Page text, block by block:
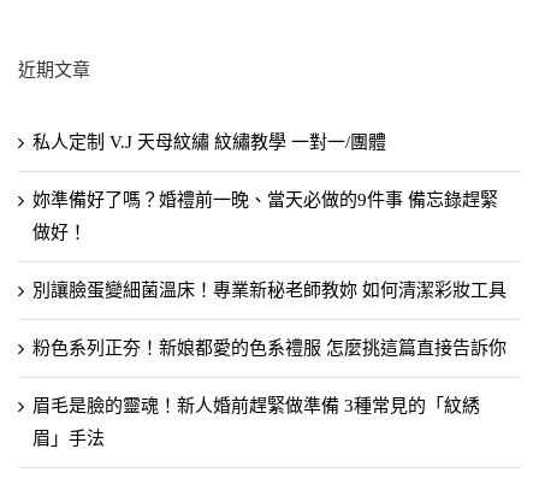
近期文章
私人定制 V.J 天母紋繡 紋繡教學 一對一/團體
妳準備好了嗎？婚禮前一晚、當天必做的9件事 備忘錄趕緊
做好！
別讓臉蛋變細菌溫床！專業新秘老師教妳 如何清潔彩妝工具
粉色系列正夯！新娘都愛的色系禮服 怎麼挑這篇直接告訴你
眉毛是臉的靈魂！新人婚前趕緊做準備 3種常見的「紋綉
眉」手法